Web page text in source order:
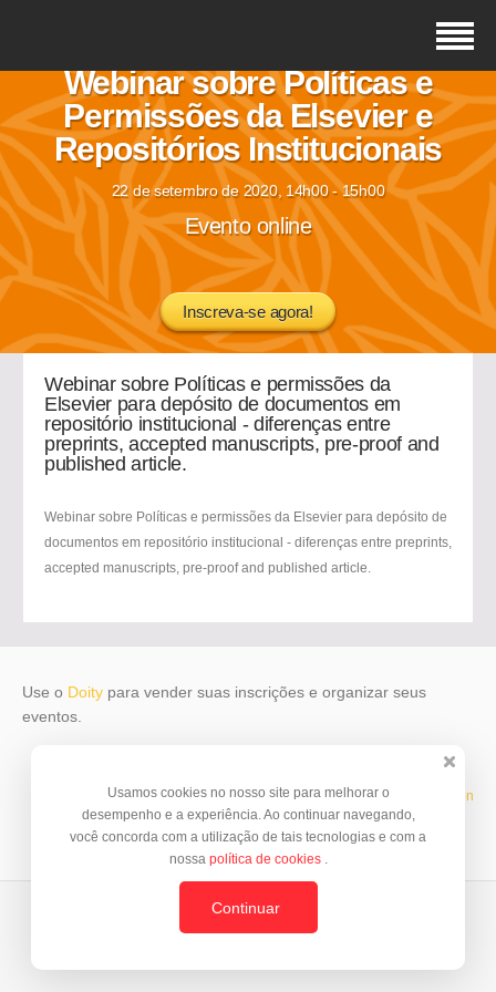
Webinar sobre Políticas e
Permissões da Elsevier e
Repositórios Institucionais
22 de setembro de 2020, 14h00 - 15h00
Evento online
Inscreva-se agora!
Webinar sobre Políticas e permissões da
Elsevier para depósito de documentos em
repositório institucional - diferenças entre
preprints, accepted manuscripts, pre-proof and
published article.
Webinar sobre Políticas e permissões da Elsevier para depósito de
documentos em repositório institucional - diferenças entre preprints,
accepted manuscripts, pre-proof and published article.
Use o Doity para vender suas inscrições e organizar seus
eventos.
Template by© BrazilJS Foundation
Usamos cookies no nosso site para melhorar o
desempenho e a experiência. Ao continuar navegando,
você concorda com a utilização de tais tecnologias e com a
nossa política de cookies .
Continuar